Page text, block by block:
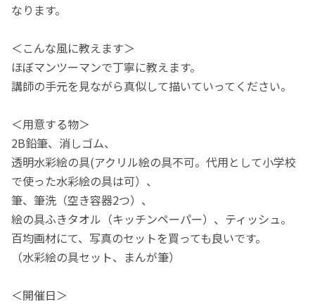
なります。
＜こんな風に教えます＞
ほぼマンツーマンで丁寧に教えます。
講師の手元を見ながら真似して描いていってください。
＜用意する物＞
2B鉛筆、消しゴム、
透明水彩絵の具(アクリル絵の具不可。代用として小学校
で使った水彩絵の具は可）、
筆、筆洗（空き容器2つ）、
絵の具ふきタオル（キッチンペーパー）、ティッシュ。
百均画材にて、写真のセットを買っても良いです。
（水彩絵の具セット、まんが筆）
＜開催日＞